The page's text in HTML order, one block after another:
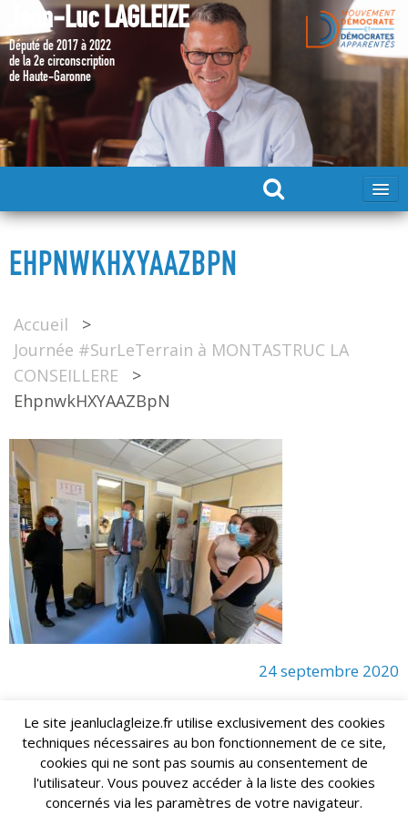
Jean-Luc LAGLEIZE
Député de 2017 à 2022
de la 2e circonscription
de Haute-Garonne
DÉPUTÉ 2017 – 2022
MES ACTIONS 2017 – 2022
EHPNWKHXYAAZBPN
Accueil
>
Journée #SurLeTerrain à MONTASTRUC LA
CONSEILLERE
>
EhpnwkHXYAAZBpN
24 septembre 2020
Jean-Luc LAGLEIZE - e-mail : lagleize2024@gmail.com
Mentions Légales- Copyright © 2024. Tous droits réservés.
Le site jeanluclagleize.fr utilise exclusivement des cookies
techniques nécessaires au bon fonctionnement de ce site,
cookies qui ne sont pas soumis au consentement de
l'utilisateur. Vous pouvez accéder à la liste des cookies
concernés via les paramètres de votre navigateur.